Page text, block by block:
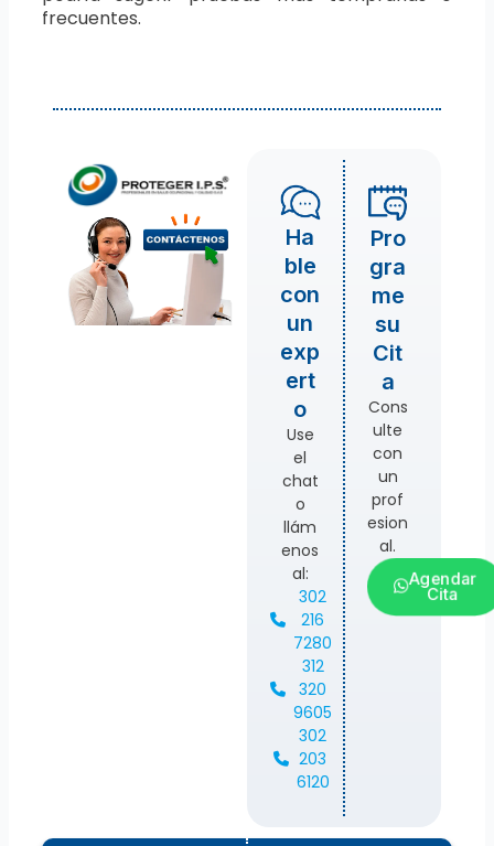
frecuentes.
Ha
ble
con
un
exp
ert
o
Use
el
chat
o
llám
enos
al:
302
216
7280
312
320
9605
302
203
6120
Pro
gra
me
su
Cit
a
Cons
ulte
con
un
prof
esion
al.
Agendar
Cita